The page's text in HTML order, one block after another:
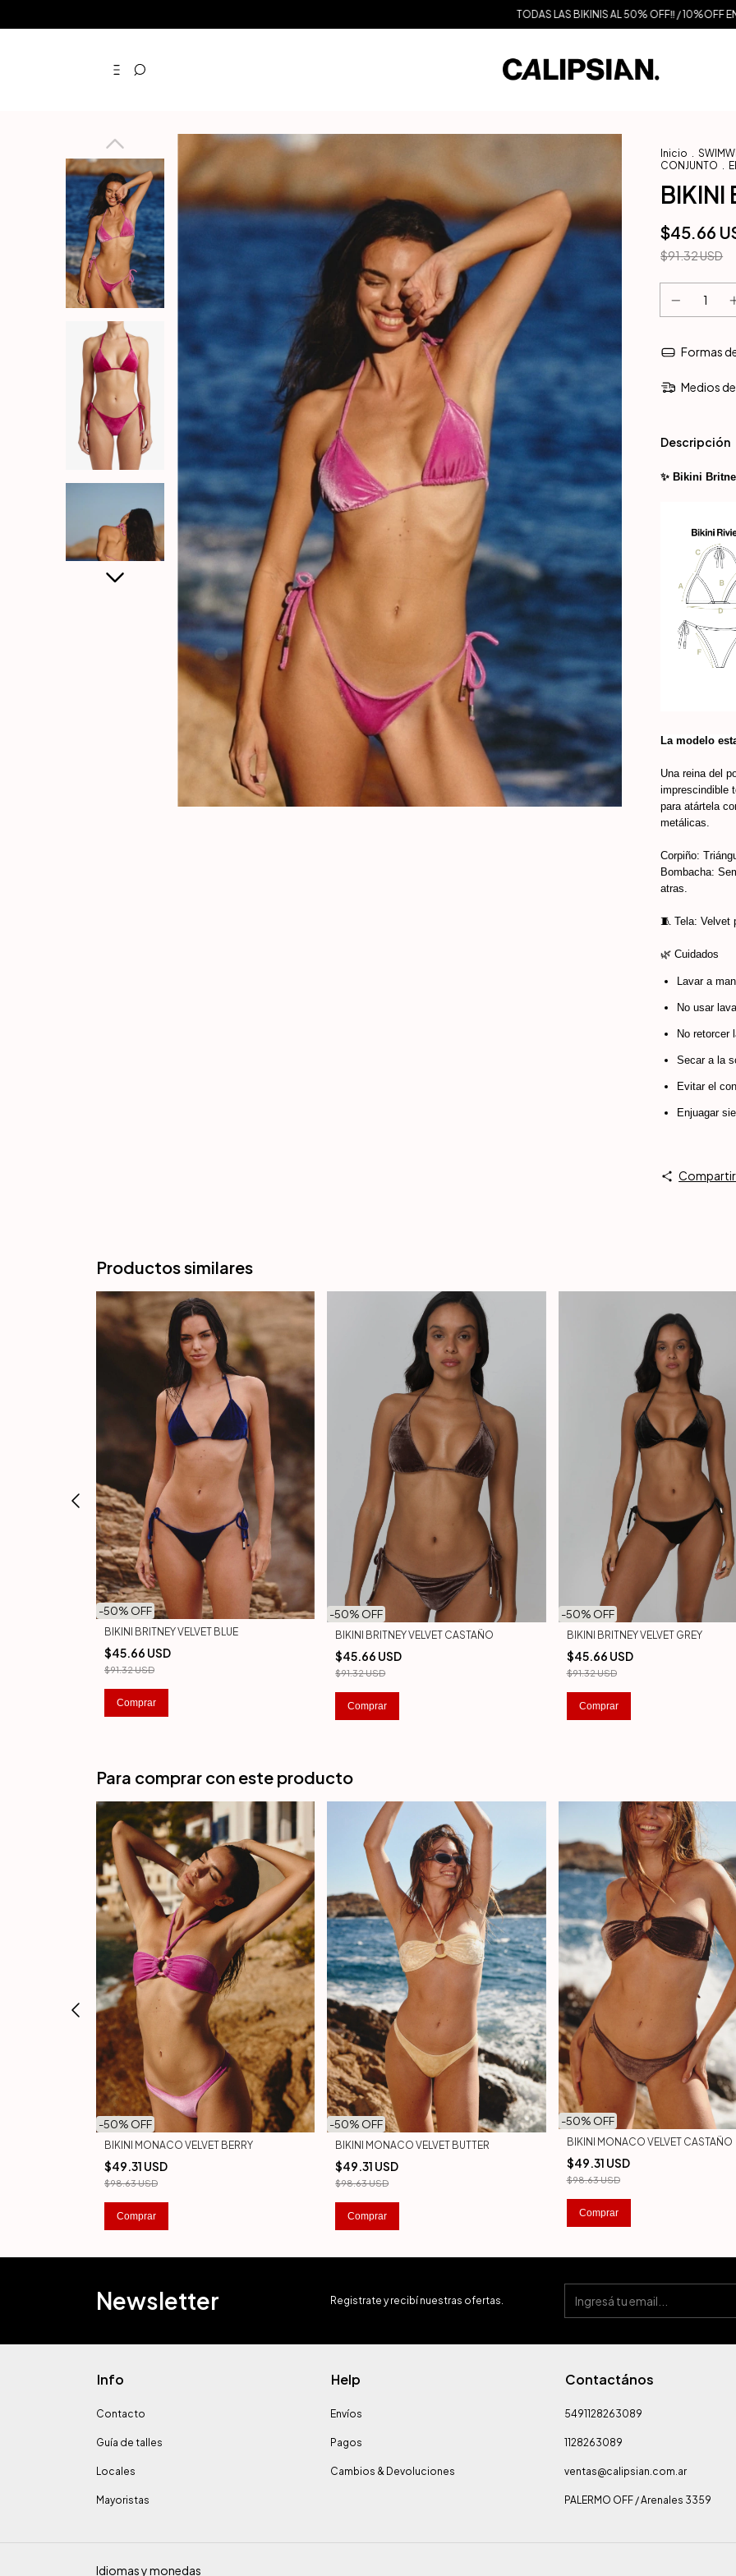
TODAS LAS BIKINIS AL 50% OFF‼️ / 10%OFF EN
Inicio .
CONJUNTO .
BIKINI
$45.66
$91.32 USD
Formas
Medios
Descripción
✨ Bikini
La modelo
Una reina del
imprescindible
para atártela
metálicas.
Corpiño:
Bombacha:
atras.
🧵 Tela: Velvet
🌿 Cuidados
Lavar a
No usar
No retorcer
Secar a la
Evitar el
Enjuagar
Compartir
Productos similares
-50% OFF
BIKINI BRITNEY VELVET BLUE
$45.66 USD
$91.32 USD
Comprar
-50% OFF
BIKINI BRITNEY VELVET CASTAÑO
$45.66 USD
$91.32 USD
Comprar
-50% OFF
BIKINI BRITNEY VELVET GREY
$45.66 USD
$91.32 USD
Comprar
Para comprar con este producto
-50% OFF
BIKINI MONACO VELVET BERRY
$49.31 USD
$98.63 USD
Comprar
-50% OFF
BIKINI MONACO VELVET BUTTER
$49.31 USD
$98.63 USD
Comprar
-50% OFF
BIKINI MONACO VELVET CASTAÑO
$49.31 USD
$98.63 USD
Comprar
Newsletter Registrate y recibí nuestras ofertas.
Info
Contacto
Guía de talles
Locales
Mayoristas
Help
Envíos
Pagos
Cambios & Devoluciones
Contactános
5491128263089
1128263089
ventas@calipsian.com.ar
PALERMO OFF / Arenales 3359
Idiomas y monedas